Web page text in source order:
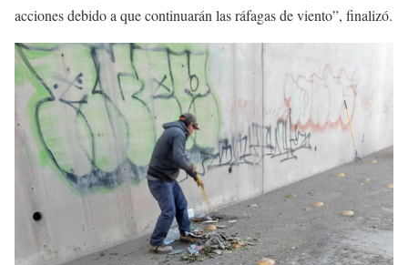
acciones debido a que continuarán las ráfagas de viento”, finalizó.